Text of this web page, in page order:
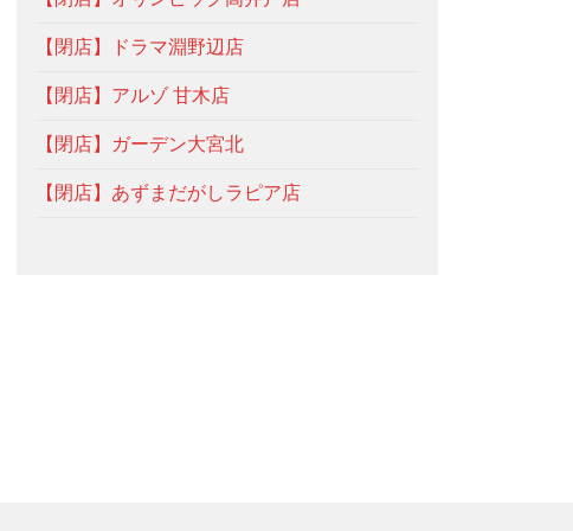
【閉店】ドラマ淵野辺店
【閉店】アルゾ 甘木店
【閉店】ガーデン大宮北
【閉店】あずまだがしラピア店